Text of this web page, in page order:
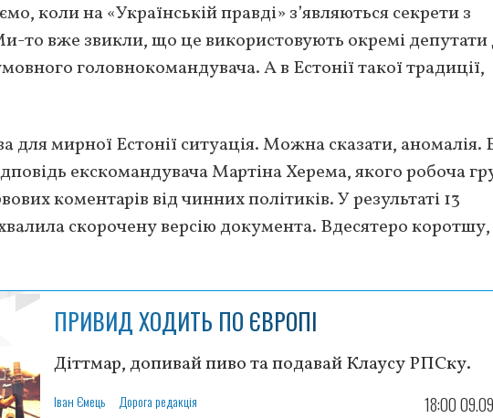
коли на «Українській правді» з’являються секрети з
то вже звикли, що це використовують окремі депутати
головнокомандувача. А в Естонії такої традиції,
для мирної Естонії ситуація. Можна сказати, аномалія.
екскомандувача Мартіна Херема, якого робоча
коментарів від чинних політиків. У результаті 13
скорочену версію документа. Вдесятеро
ПРИВИД ХОДИТЬ ПО ЄВРОПІ
Діттмар, допивай пиво та подавай Клаусу РПСку.
Іван Ємець Дорога редакція 18:00